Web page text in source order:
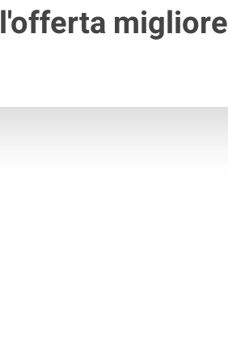
l'offerta migliore